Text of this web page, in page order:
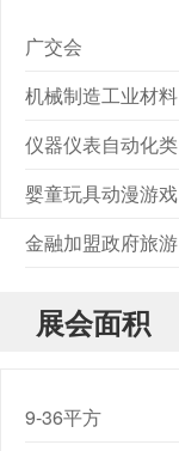
广交会
机械制造工业材料
仪器仪表自动化类
婴童玩具动漫游戏
金融加盟政府旅游
展会面积
9-36平方